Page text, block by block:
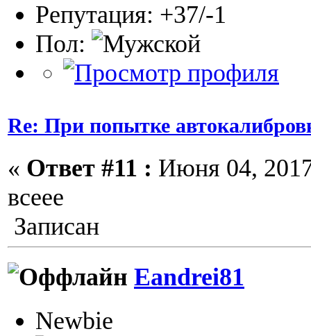
Репутация: +37/-1
Пол:
Re: При попытке
« Ответ #11 : Июня 04,
всеее
Записан
Eandrei81
Newbie